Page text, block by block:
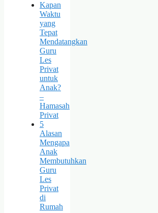
Kapan
Waktu
yang
Tepat
Mendatangkan
Guru
Les
Privat
untuk
Anak?
–
Hamasah
Privat
5
Alasan
Mengapa
Anak
Membutuhkan
Guru
Les
Privat
di
Rumah